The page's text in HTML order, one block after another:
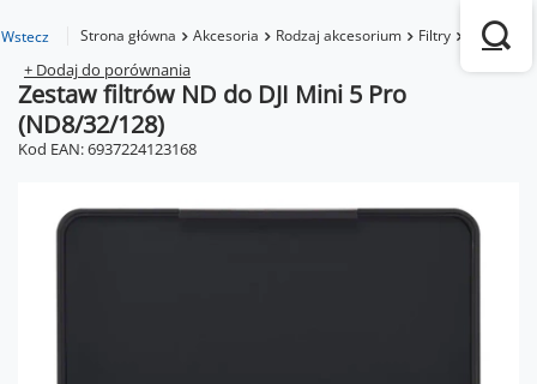
Wstecz Strona główna Akcesoria Rodzaj akcesorium Filtry Zestaw
+ Dodaj do porównania
Zestaw filtrów ND do DJI Mini 5 Pro
(ND8/32/128)
Kod EAN: 6937224123168